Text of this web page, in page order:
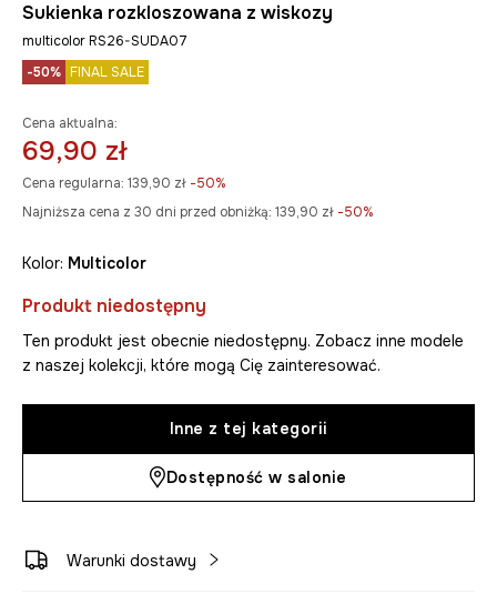
Sukienka rozkloszowana z wiskozy
multicolor RS26-SUDA07
-50% FINAL SALE
Cena aktualna:
69,90 zł
Cena regularna: 139,90 zł -50%
Najniższa cena z 30 dni przed obniżką: 139,90 zł -50%
Kolor: multicolor
Produkt niedostępny
Ten produkt jest obecnie niedostępny. Zobacz inne modele
z naszej kolekcji, które mogą Cię zainteresować.
Inne z tej kategorii
Dostępność w salonie
Warunki dostawy